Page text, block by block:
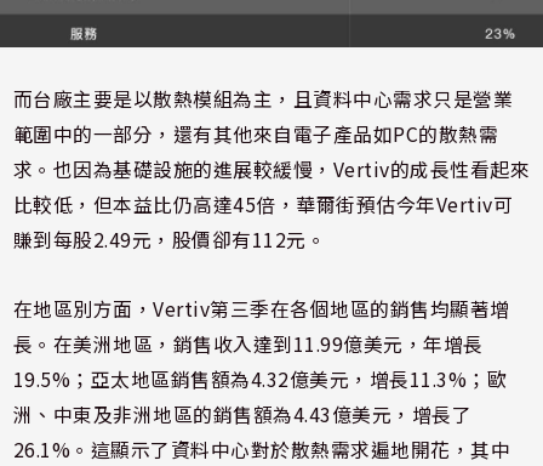
而台廠主要是以散熱模組為主，且資料中心需求只是營業
範圍中的一部分，還有其他來自電子產品如PC的散熱需
求。也因為基礎設施的進展較緩慢，Vertiv的成長性看起來
比較低，但本益比仍高達45倍，華爾街預估今年Vertiv可
賺到每股2.49元，股價卻有112元。
在地區別方面，Vertiv第三季在各個地區的銷售均顯著增
長。在美洲地區，銷售收入達到11.99億美元，年增長
19.5%；亞太地區銷售額為4.32億美元，增長11.3%；歐
洲、中東及非洲地區的銷售額為4.43億美元，增長了
26.1%。這顯示了資料中心對於散熱需求遍地開花，其中